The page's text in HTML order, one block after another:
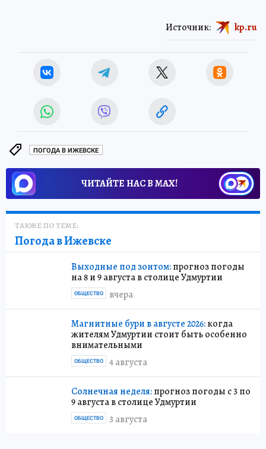
Источник: kp.ru
ПОГОДА В ИЖЕВСКЕ
ЧИТАЙТЕ НАС В МАХ!
ТАКЖЕ ПО ТЕМЕ:
Погода в Ижевске
Выходные под зонтом:прогноз погоды
на 8 и 9 августа в столице Удмуртии
вчера
ОБЩЕСТВО
Магнитные бури в августе 2026:когда
жителям Удмуртии стоит быть особенно
внимательными
4 августа
ОБЩЕСТВО
Солнечная неделя:прогноз погоды с 3 по
9 августа в столице Удмуртии
3 августа
ОБЩЕСТВО